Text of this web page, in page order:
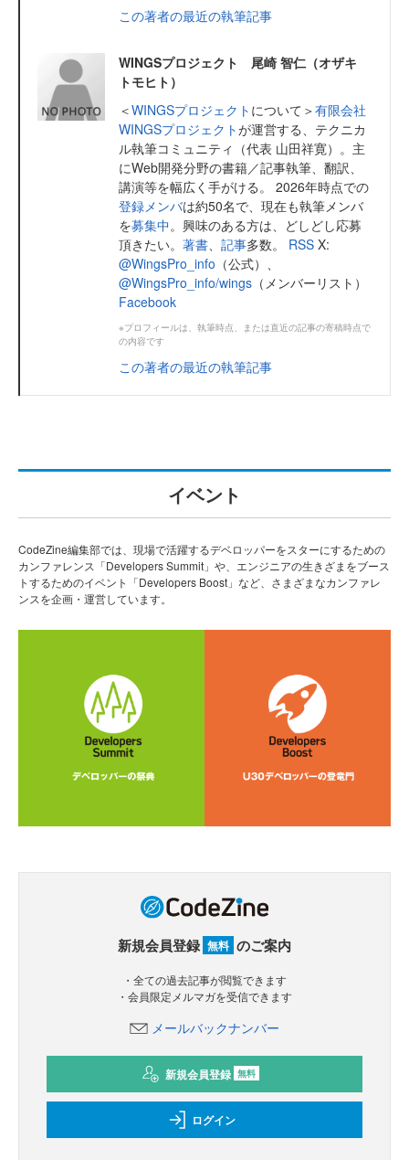
この著者の最近の執筆記事
WINGSプロジェクト 尾崎 智仁（オザキ
トモヒト）
＜WINGSプロジェクト について＞有限会社
WINGSプロジェクトが運営する、テクニカ
ル執筆コミュニティ（代表 山田祥寛）。主
にWeb開発分野の書籍／記事執筆、翻訳、
講演等を幅広く手がける。 2026年時点での
登録メンバは約50名で、現在も執筆メンバ
を募集中。興味のある方は、どしどし応募
頂きたい。 著書、 記事多数。 RSS X:
@WingsPro_info （公式）、
@WingsPro_info/wings （メンバーリスト）
Facebook
※プロフィールは、執筆時点、または直近の記事の寄稿時点で
の内容です
この著者の最近の執筆記事
イベント
CodeZine編集部では、現場で活躍するデベロッパーをスターにするための
カンファレンス「Developers Summit」や、エンジニアの生きざまをブース
トするためのイベント「Developers Boost」など、さまざまなカンファレ
ンスを企画・運営しています。
新規会員登録 無料 のご案内
・全ての過去記事が閲覧できます
・会員限定メルマガを受信できます
メールバックナンバー
新規会員登録 無料
ログイン